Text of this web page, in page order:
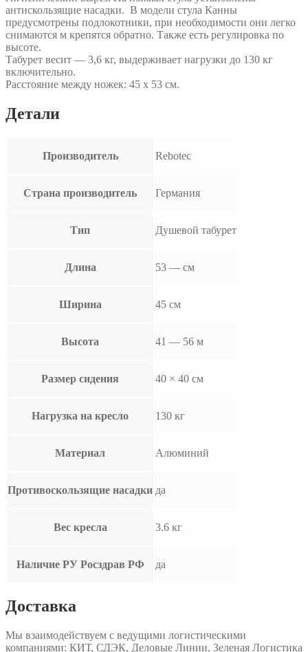
антискользящие насадки. В модели стула Канны
предусмотрены подлокотники, при необходимости они легко
снимаются м крепятся обратно. Также есть регулировка по
высоте.
Табурет весит — 3,6 кг, выдерживает нагрузки до 130 кг
включительно.
Расстояние между ножек: 45 х 53 см.
Детали
Производитель Rebotec
Страна производитель Германия
Тип Душевой табурет
Длина 53 — см
Ширина 45 см
Высота 41 — 56 м
Размер сидения 40 × 40 см
Нагрузка на кресло 130 кг
Материал Алюминий
Противоскользящие насадки да
Вес кресла 3.6 кг
Наличие РУ Росздрав РФ да
Доставка
Мы взаимодействуем с ведущими логистическими
компаниями: КИТ, СДЭК, Деловые Линии, Зеленая Логистика